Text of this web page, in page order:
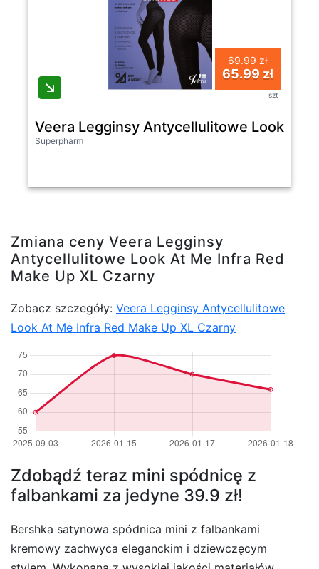
69.99 zł
65.99 zł
szt
Veera Legginsy Antycellulitowe Look At
Superpharm
Zmiana ceny Veera Legginsy
Antycellulitowe Look At Me Infra Red
Make Up XL Czarny
Zobacz szczegóły: Veera Legginsy Antycellulitowe
Look At Me Infra Red Make Up XL Czarny
Zdobądź teraz mini spódnicę z
falbankami za jedyne 39.9 zł!
Bershka satynowa spódnica mini z falbankami
kremowy zachwyca eleganckim i dziewczęcym